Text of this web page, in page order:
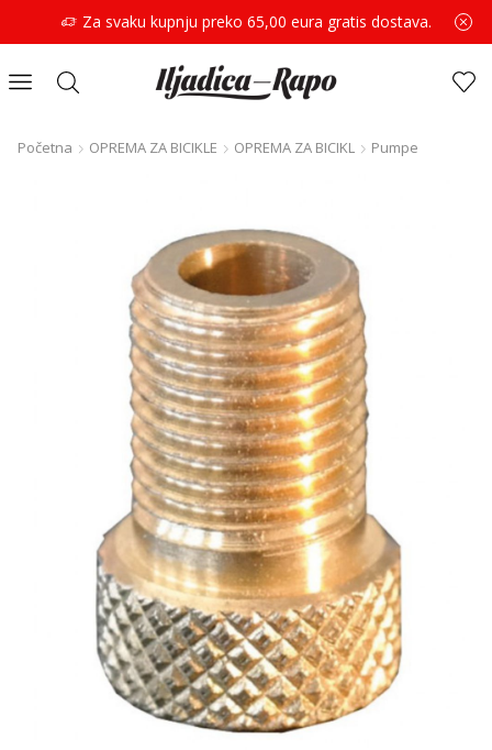
Za svaku kupnju preko 65,00 eura gratis dostava.
Početna OPREMA ZA BICIKLE OPREMA ZA BICIKL Pumpe